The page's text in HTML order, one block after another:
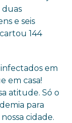
duas
e seis
144
em
em casa!
atitude. Só o
para
cidade.